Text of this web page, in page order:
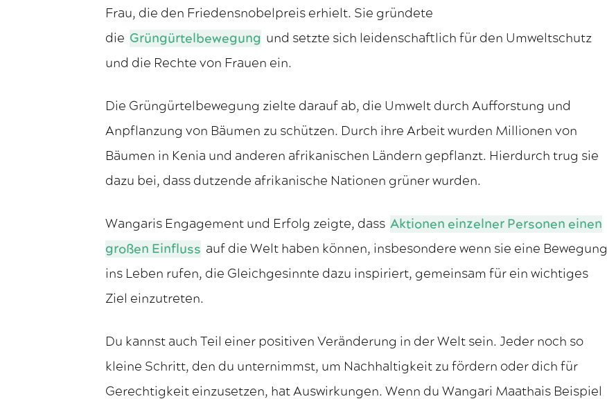
Frau, die den Friedensnobelpreis erhielt. Sie gründete
die Grüngürtelbewegung und setzte sich leidenschaftlich für den Umweltschutz
und die Rechte von Frauen ein.
Die Grüngürtelbewegung zielte darauf ab, die Umwelt durch Aufforstung und
Anpflanzung von Bäumen zu schützen. Durch ihre Arbeit wurden Millionen von
Bäumen in Kenia und anderen afrikanischen Ländern gepflanzt. Hierdurch trug sie
dazu bei, dass dutzende afrikanische Nationen grüner wurden.
Wangaris Engagement und Erfolg zeigte, dass Aktionen einzelner Personen einen
großen Einfluss auf die Welt haben können, insbesondere wenn sie eine Bewegung
ins Leben rufen, die Gleichgesinnte dazu inspiriert, gemeinsam für ein wichtiges
Ziel einzutreten.
Du kannst auch Teil einer positiven Veränderung in der Welt sein. Jeder noch so
kleine Schritt, den du unternimmst, um Nachhaltigkeit zu fördern oder dich für
Gerechtigkeit einzusetzen, hat Auswirkungen. Wenn du Wangari Maathais Beispiel